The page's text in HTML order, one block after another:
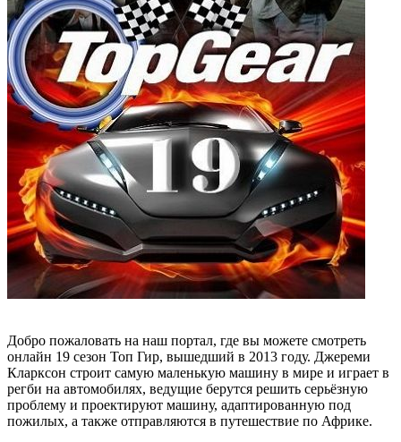
Добро пожаловать на наш портал, где вы можете смотреть
онлайн 19 сезон Топ Гир, вышедший в 2013 году. Джереми
Кларксон строит самую маленькую машину в мире и играет в
регби на автомобилях, ведущие берутся решить серьёзную
проблему и проектируют машину, адаптированную под
пожилых, а также отправляются в путешествие по Африке.